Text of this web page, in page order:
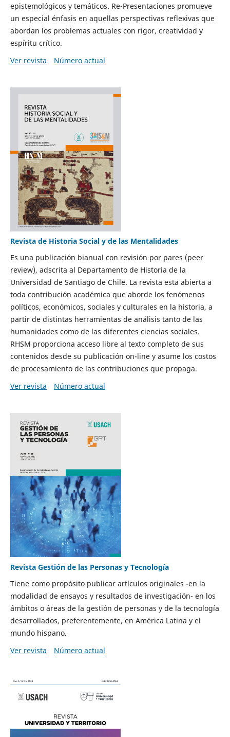
epistemológicos y temáticos. Re-Presentaciones promueve
un especial énfasis en aquellas perspectivas reflexivas que
abordan los problemas actuales con rigor, creatividad y
espíritu crítico.
Ver revista
Número actual
Revista de Historia Social y de las Mentalidades
Es una publicación bianual con revisión por pares (peer
review), adscrita al Departamento de Historia de la
Universidad de Santiago de Chile. La revista esta abierta a
toda contribución académica que aborde los fenómenos
políticos, económicos, sociales y culturales en la historia, a
partir de distintas herramientas de análisis tanto de las
humanidades como de las diferentes ciencias sociales.
RHSM proporciona acceso libre al texto completo de sus
contenidos desde su publicación on-line y asume los costos
de procesamiento de las contribuciones que propaga.
Ver revista
Número actual
Revista Gestión de las Personas y Tecnología
Tiene como propósito publicar artículos originales -en la
modalidad de ensayos y resultados de investigación- en los
ámbitos o áreas de la gestión de personas y de la tecnología
desarrollados, preferentemente, en América Latina y el
mundo hispano.
Ver revista
Número actual